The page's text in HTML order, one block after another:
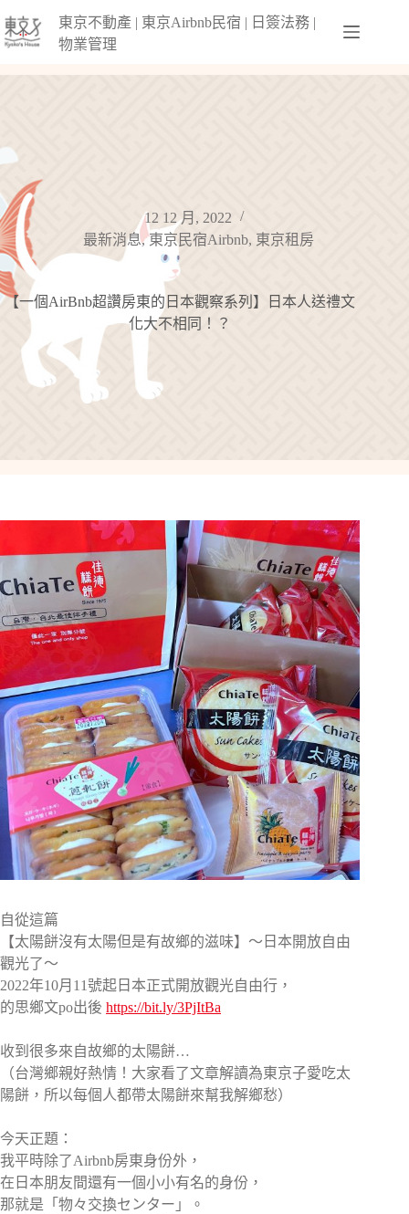
至
東京不動產 | 東京Airbnb民宿 | 日簽法務 |
物業管理
12 12 月, 2022
最新消息,東京民宿Airbnb, 東京租房
【一個AirBnb超讚房東的日本觀察系列】日本人送禮文
化大不相同！？
自從這篇
【太陽餅沒有太陽但是有故鄉的滋味】〜日本開放自由
觀光了～
2022年10月11號起日本正式開放觀光自由行，
的思鄉文po出後 https://bit.ly/3PjItBa
收到很多來自故鄉的太陽餅…
（台灣鄉親好熱情！大家看了文章解讀為東京子愛吃太
陽餅，所以每個人都帶太陽餅來幫我解鄉愁）
今天正題：
我平時除了Airbnb房東身份外，
在日本朋友間還有一個小小有名的身份，
那就是「物々交換センター」。